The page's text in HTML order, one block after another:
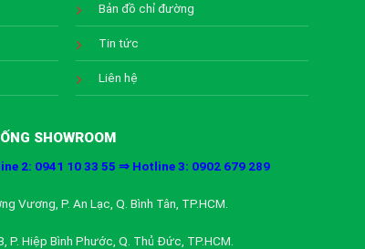
Bản đồ chỉ đường
Tin tức
Liên hệ
SHOWROOM
2: 0941 10 33 55 ⇒ Hotline 3: 0902 679 289
Vương, P. An Lạc, Q. Bình Tân, TP.HCM.
P. Hiệp Bình Phước, Q. Thủ Đức, TP.HCM.